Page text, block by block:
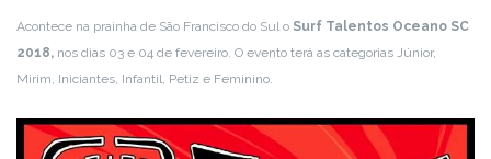
Acontece na prainha de São Francisco do Sul o Surf Talentos Oceano SC
2018, nos dias 03 e 04 de fevereiro. O evento terá as categorias Júnior,
Mirim, Iniciantes, Infantil, Petiz e Feminino.